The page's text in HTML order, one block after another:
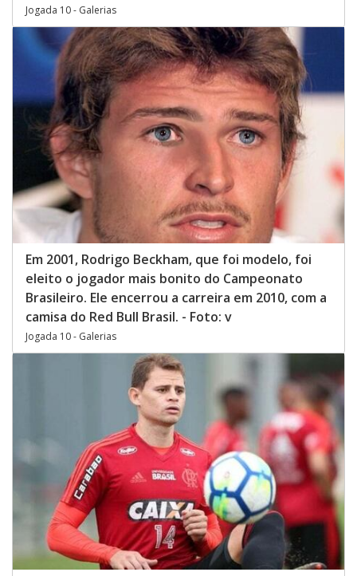
Jogada 10 - Galerias
Em 2001, Rodrigo Beckham, que foi modelo, foi
eleito o jogador mais bonito do Campeonato
Brasileiro. Ele encerrou a carreira em 2010, com a
camisa do Red Bull Brasil. - Foto: v
Jogada 10 - Galerias